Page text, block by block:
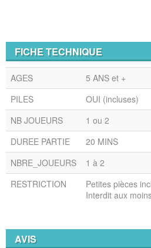
FICHE TECHNIQUE
AGES
5 ANS et +
PILES
OUI (incluses)
NB JOUEURS
1 ou 2
DUREE PARTIE
20 MINS
NBRE_JOUEURS
1 à 2
RESTRICTION
Petites pièces
Interdit aux
AVIS